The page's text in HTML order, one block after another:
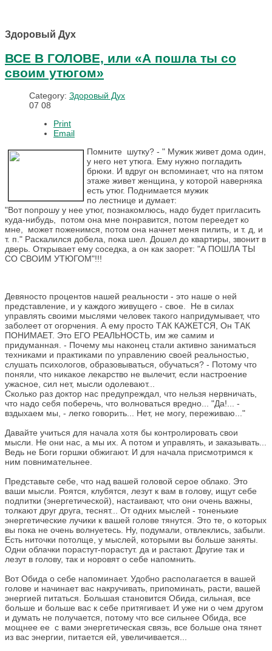
Здоровый Дух
ВСЕ В ГОЛОВЕ, или «А пошла ты со
своим утюгом»
Category: Здоровый Дух
07 08
Print
Email
Помните шутку? - " Мужик живет дома один,
у него нет утюга. Ему нужно погладить
брюки. И вдруг он вспоминает, что на пятом
этаже живет женщина, у которой наверняка
есть утюг. Поднимается мужик
по лестнице и думает:
"Вот попрошу у нее утюг, познакомлюсь, надо будет пригласить
куда-нибудь, потом она мне понравится, потом переедет ко
мне, может поженимся, потом она начнет меня пилить, и т. д, и
т. п." Раскалился добела, пока шел. Дошел до квартиры, звонит в
дверь. Открывает ему соседка, а он как заорет: "А ПОШЛА ТЫ
СО СВОИМ УТЮГОМ"!!!
Девяносто процентов нашей реальности - это наше о ней
представление, и у каждого живущего - свое. Не в силах
управлять своими мыслями человек такого напридумывает, что
заболеет от огорчения. А ему просто ТАК КАЖЕТСЯ, Он ТАК
ПОНИМАЕТ. Это ЕГО РЕАЛЬНОСТЬ, им же самим и
придуманная. - Почему мы наконец стали активно заниматься
техниками и практиками по управлению своей реальностью,
слушать психологов, образовываться, обучаться? - Потому что
поняли, что никакое лекарство не вылечит, если настроение
ужасное, сил нет, мысли одолевают...
Сколько раз доктор нас предупреждал, что нельзя нервничать,
что надо себя поберечь, что волноваться вредно... "Да!... -
вздыхаем мы, - легко говорить... Нет, не могу, переживаю..."
Давайте учиться для начала хотя бы контролировать свои
мысли. Не они нас, а мы их. А потом и управлять, и заказывать...
Ведь не Боги горшки обжигают. И для начала присмотримся к
ним повнимательнее.
Представьте себе, что над вашей головой серое облако. Это
ваши мысли. Роятся, клубятся, лезут к вам в голову, ищут себе
подпитки (энергетической), настаивают, что они очень важны,
толкают друг друга, теснят... От одних мыслей - тоненькие
энергетические лучики к вашей голове тянутся. Это те, о которых
вы пока не очень волнуетесь. Ну, подумали, отвлеклись, забыли.
Есть ниточки потолще, у мыслей, которыми вы больше заняты.
Одни облачки порастут-порастут. да и растают. Другие так и
лезут в голову, так и норовят о себе напомнить.
Вот Обида о себе напоминает. Удобно располагается в вашей
голове и начинает вас накручивать, припоминать, расти, вашей
энергией питаться. Большая становится Обида, сильная, все
больше и больше вас к себе притягивает. И уже ни о чем другом
и думать не получается, потому что все сильнее Обида, все
мощнее ее с вами энергетическая связь, все больше она тянет
из вас энергии, питается ей, увеличивается...